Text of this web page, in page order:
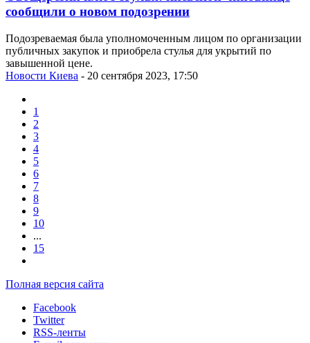
сообщили о новом подозрении
Подозреваемая была уполномоченным лицом по организации
публичных закупок и приобрела стулья для укрытий по
завышенной цене.
Новости Киева - 20 сентября 2023, 17:50
1
2
3
4
5
6
7
8
9
10
...
15
Полная версия сайта
Facebook
Twitter
RSS-ленты